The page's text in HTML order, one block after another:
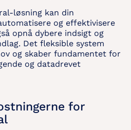
løsning kan din
og effektivisere
opnå dybere indsigt og
Det fleksible system
og skaber fundamentet for
og datadrevet
for